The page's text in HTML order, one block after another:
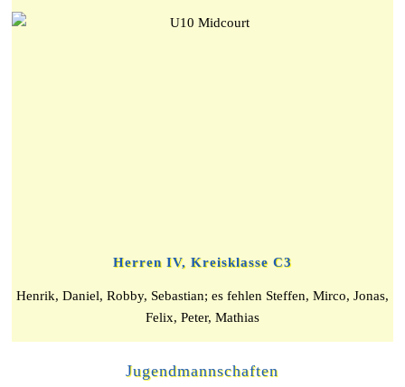
Herren IV, Kreisklasse C3
Henrik, Daniel, Robby, Sebastian; es fehlen Steffen, Mirco, Jonas,
Felix, Peter, Mathias
Jugendmannschaften